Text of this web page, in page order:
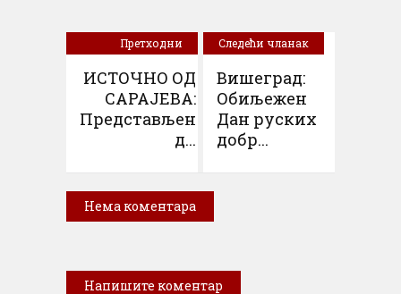
Претходни
ИСТОЧНО ОД
САРАЈЕВА:
Представљен
д...
Следећи чланак
Вишеград:
Обиљежен
Дан руских
добр...
Нема коментара
Напишите коментар